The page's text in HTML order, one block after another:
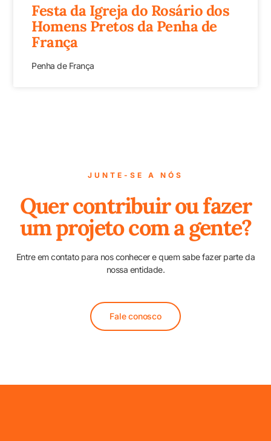
Festa da Igreja do Rosário dos
Homens Pretos da Penha de
França
Penha de França
JUNTE-SE A NÓS
Quer contribuir ou fazer
um projeto com a gente?
Entre em contato para nos conhecer e quem sabe fazer parte da
nossa entidade.
Fale conosco